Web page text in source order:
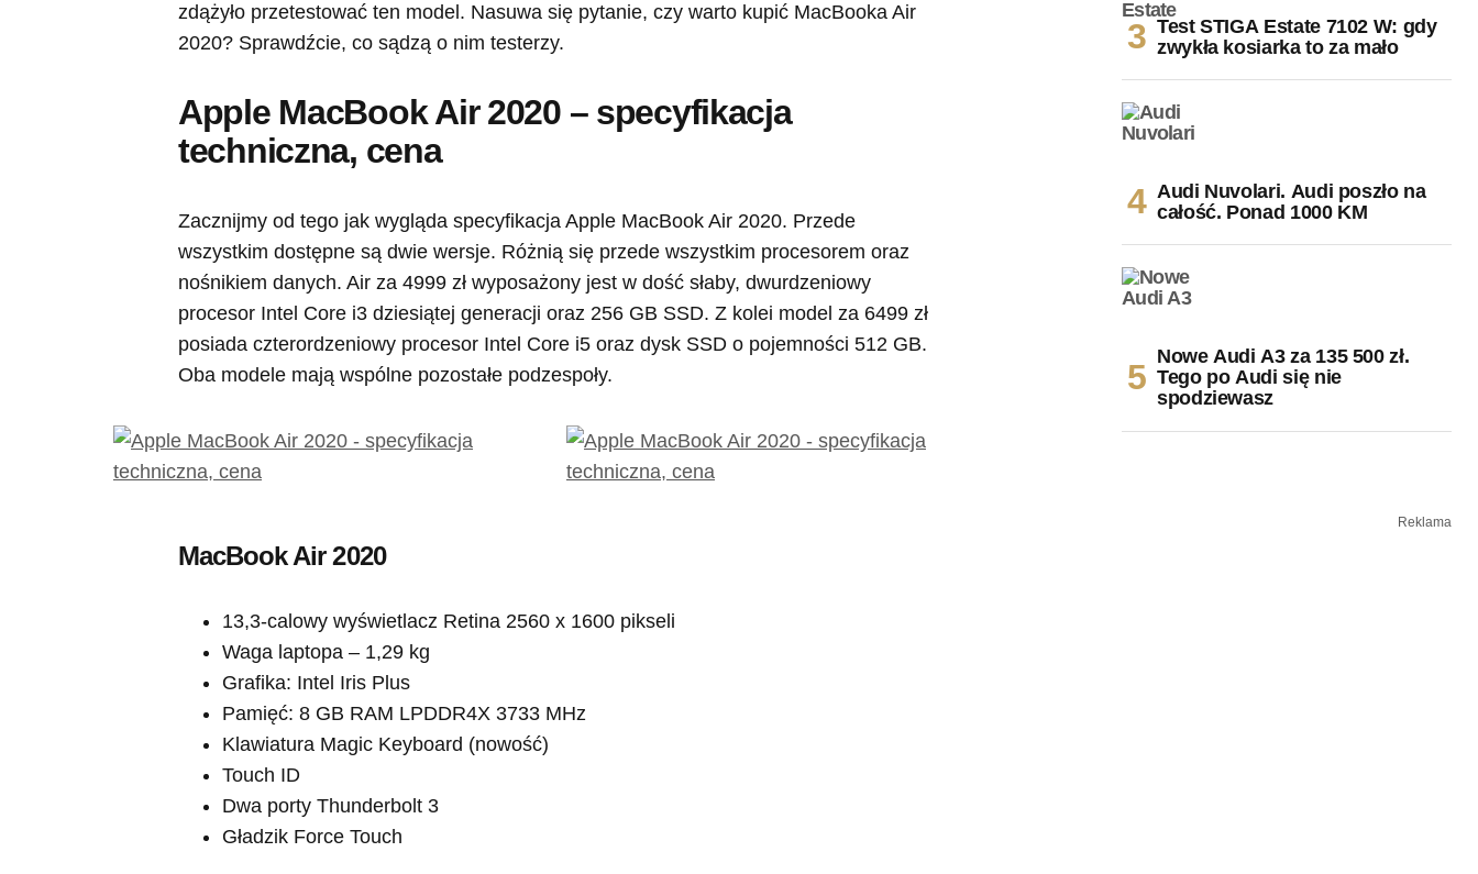
zdążyło przetestować ten model. Nasuwa się pytanie, czy warto kupić MacBooka Air
2020? Sprawdźcie, co sądzą o nim testerzy.
Apple MacBook Air 2020 – specyfikacja
techniczna, cena
Zacznijmy od tego jak wygląda specyfikacja Apple MacBook Air 2020. Przede
wszystkim dostępne są dwie wersje. Różnią się przede wszystkim procesorem oraz
nośnikiem danych. Air za 4999 zł wyposażony jest w dość słaby, dwurdzeniowy
procesor Intel Core i3 dziesiątej generacji oraz 256 GB SSD. Z kolei model za 6499 zł
posiada czterordzeniowy procesor Intel Core i5 oraz dysk SSD o pojemności 512 GB.
Oba modele mają wspólne pozostałe podzespoły.
MacBook Air 2020
13,3-calowy wyświetlacz Retina 2560 x 1600 pikseli
Waga laptopa – 1,29 kg
Grafika: Intel Iris Plus
Pamięć: 8 GB RAM LPDDR4X 3733 MHz
Klawiatura Magic Keyboard (nowość)
Touch ID
Dwa porty Thunderbolt 3
Gładzik Force Touch
Test STIGA Estate 7102 W: gdy
zwykła kosiarka to za mało
Audi Nuvolari. Audi poszło na
całość. Ponad 1000 KM
Nowe Audi A3 za 135 500 zł.
Tego po Audi się nie
spodziewasz
Reklama